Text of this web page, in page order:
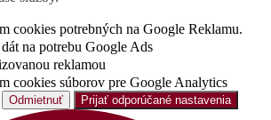
cookies potrebných na Google Reklamu.
na potrebu Google Ads
reklamou
cookies súborov pre Google Analytics
Odmietnuť Prijať odporúčané nastavenia